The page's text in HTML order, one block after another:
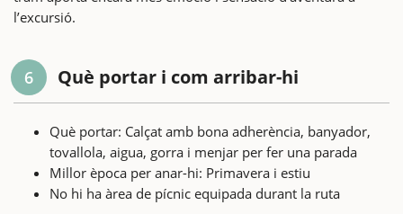
l’excursió.
6 Què portar i com arribar-hi
Què portar: Calçat amb bona adherència, banyador,
tovallola, aigua, gorra i menjar per fer una parada
Millor època per anar-hi: Primavera i estiu
No hi ha àrea de pícnic equipada durant la ruta